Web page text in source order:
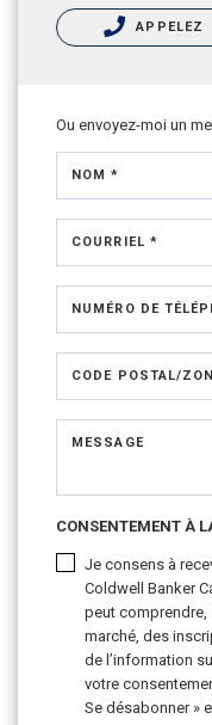
APPELEZ
Ou envoyez-moi un
NOM *
COURRIEL *
NUMÉRO DE
CODE POSTAL/
MESSAGE
CONSENTEMENT À
Je consens à
Coldwell Banker
peut comprendre,
marché, des
de l’information
votre
Se désabonner »